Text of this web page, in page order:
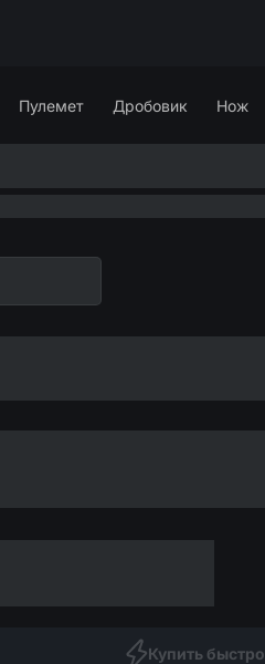
Пулемет Дробовик Нож
Купить быстро